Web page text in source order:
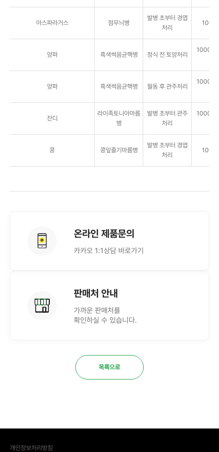
아스파라거스 점무늬병
발병 초부터 경엽
처리
1000
양파 흑색썩음균핵병 정식 전 토양처리
1000배,
양파 흑색썩음균핵병 월동 후 관주처리
1000배,
잔디
라이족토니아마름
병
발병 초부터 관주
처리
1000배,
콩 콩잎줄기마름병
발병 초부터 경엽
처리
1000
온라인 제품문의
카카오 1:1상담 바로가기
판매처 안내
가까운 판매처를
확인하실 수 있습니다.
목록으로
개인정보처리방침